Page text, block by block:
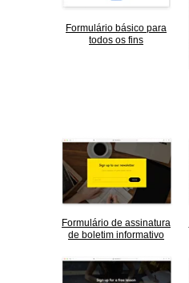
Formulário básico para
todos os fins
Formulário de assinatura
de boletim informativo